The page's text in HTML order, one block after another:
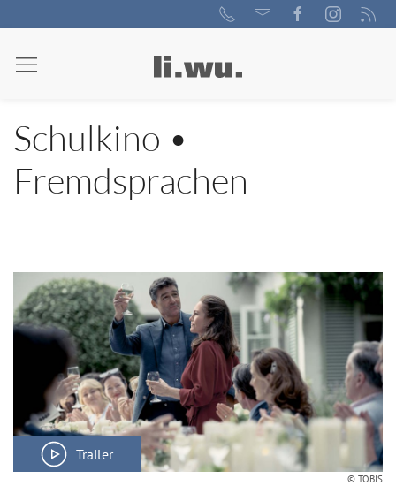
Schulkino •
Fremdsprachen
Trailer
© TOBIS